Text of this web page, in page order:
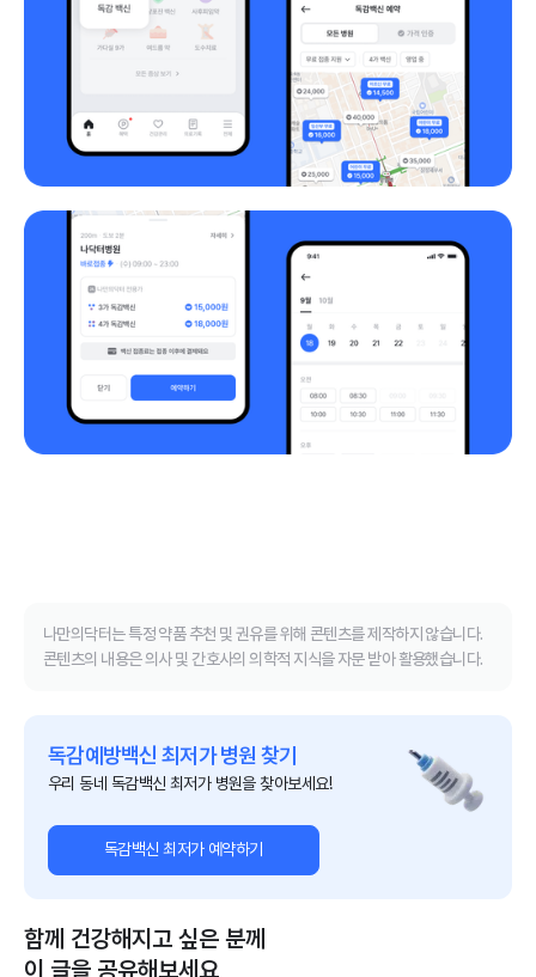
나만의닥터는 특정 약품 추천 및 권유를 위해 콘텐츠를 제작하지 않습니다.
콘텐츠의 내용은 의사 및 간호사의 의학적 지식을 자문 받아 활용했습니다.
독감예방백신 최저가 병원 찾기
우리 동네 독감백신 최저가 병원을 찾아보세요!
독감백신 최저가 예약하기
함께 건강해지고 싶은 분께
이 글을 공유해보세요